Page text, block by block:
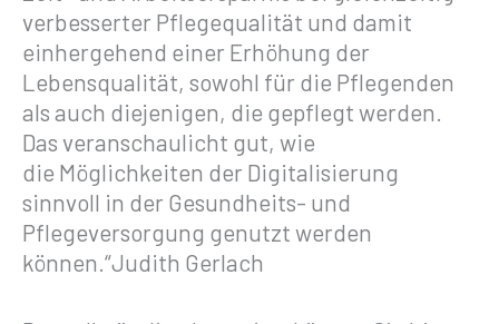
verbesserter Pflegequalität und damit
einhergehend einer Erhöhung der
Lebensqualität, sowohl für die Pflegenden
als auch diejenigen, die gepflegt werden.
Das veranschaulicht gut, wie
die Möglichkeiten der Digitalisierung
sinnvoll in der Gesundheits- und
Pflegeversorgung genutzt werden
können.“Judith Gerlach